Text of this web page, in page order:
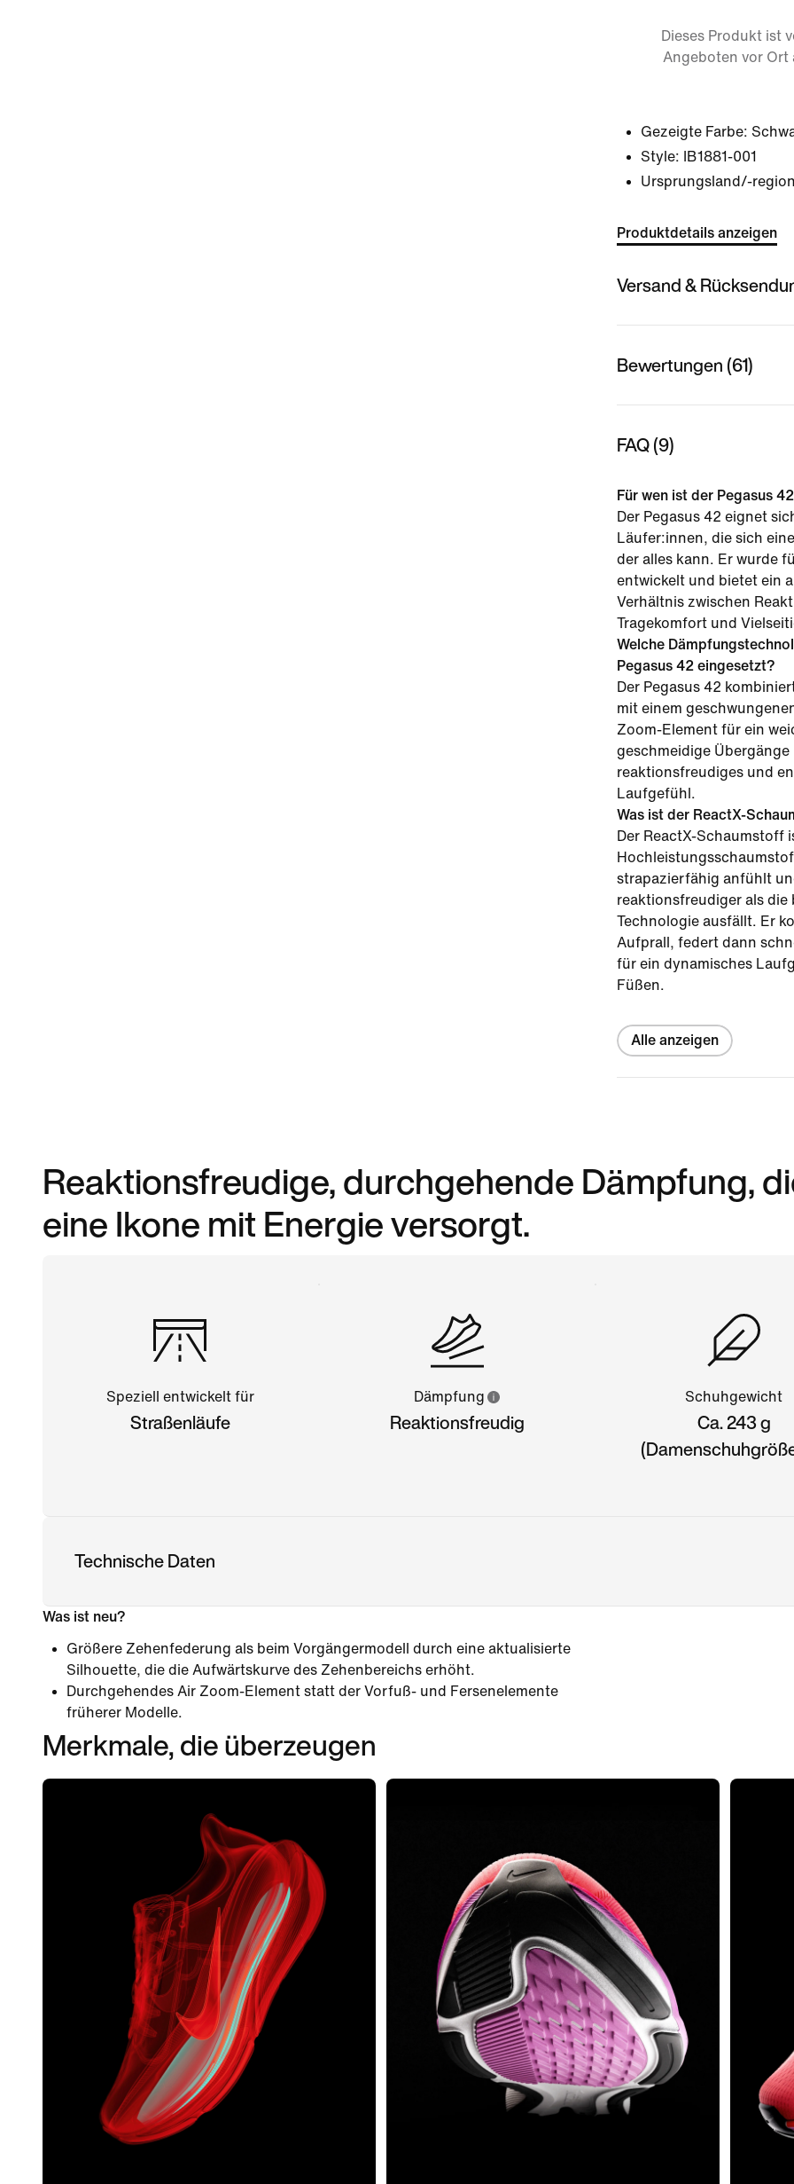
Dieses Produkt ist
Angeboten vor Ort
Gezeigte Farbe:
Style:
IB1881-001
Ursprungsland/-
Produktdetails anzeigen
Versand &
Bewertungen (61)
FAQ (9)
Für wen ist der Pegasus
Der Pegasus 42 eignet
Läufer:innen, die sich
der alles kann. Er wurde
entwickelt und bietet ein
Verhältnis zwischen
Tragekomfort und
Welche
Pegasus 42 eingesetzt?
Der Pegasus 42
mit einem
Zoom-Element für ein
geschmeidige Übergänge
reaktionsfreudiges und
Laufgefühl.
Was ist der ReactX-
Der ReactX-Schaumstoff
strapazierfähig anfühlt
reaktionsfreudiger als die
Technologie ausfällt. Er
Aufprall, federt dann
für ein dynamisches
Füßen.
Alle anzeigen
Reaktionsfreudige, durchgehende Dämpfung,
eine Ikone mit Energie versorgt.
Speziell entwickelt für
Straßenläufe
Dämpfung
Reaktionsfreudig
Schuhgewicht
Ca. 243 g
Technische Daten
Was ist neu?
Größere Zehenfederung als beim Vorgängermodell durch eine aktualisierte
Silhouette, die die Aufwärtskurve des Zehenbereichs erhöht.
Durchgehendes Air Zoom-Element statt der Vorfuß- und Fersenelemente
früherer Modelle.
Merkmale, die überzeugen